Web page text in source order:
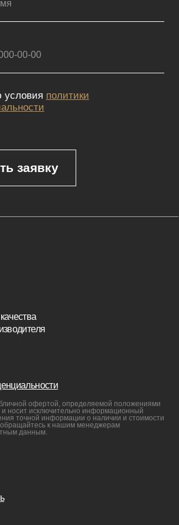
информации о наличии и стоимости
к нашим менеджерам
65-88